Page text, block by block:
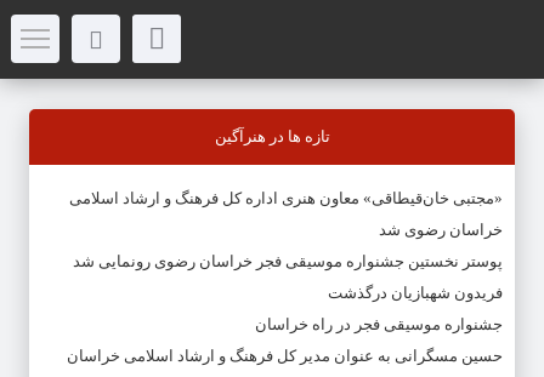
تازه ها در هنرآگین
«مجتبی خان‌قیطاقی» معاون هنری اداره کل فرهنگ و ارشاد اسلامی
خراسان رضوی شد
پوستر نخستین جشنواره موسیقی فجر خراسان رضوی رونمایی شد
فریدون شهبازیان درگذشت
جشنواره موسیقی فجر در راه خراسان
حسین مسگرانی به عنوان مدیر کل فرهنگ و ارشاد اسلامی خراسان